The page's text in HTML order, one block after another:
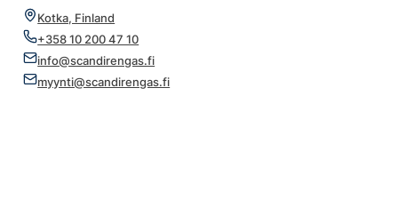
Kotka, Finland
+358 10 200 47 10
info@scandirengas.fi
myynti@scandirengas.fi